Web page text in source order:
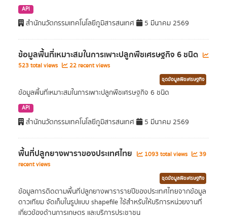
API
สำนักนวัตกรรมเทคโนโลยีภูมิสารสนเทศ 5 มีนาคม 2569
ข้อมูลพื้นที่เหมาะสมในการเพาะปลูกพืชเศรษฐกิจ 6 ชนิด
523 total views 22 recent views
ชุดข้อมูลพืชเศรษฐกิจ
ข้อมูลพื้นที่เหมาะสมในการเพาะปลูกพืชเศรษฐกิจ 6 ชนิด
API
สำนักนวัตกรรมเทคโนโลยีภูมิสารสนเทศ 5 มีนาคม 2569
พื้นที่ปลูกยางพาราของประเทศไทย 1093 total views
39
recent views
ชุดข้อมูลพืชเศรษฐกิจ
ข้อมูลการติดตามพื้นที่ปลูกยางพารารายปีของประเทศไทยจากข้อมูล
ดาวเทียม จัดเก็บในรูปแบบ shapefile ใช้สำหรับให้บริการหน่วยงานที่
เกี่ยวข้องด้านการเกษตร และบริการประชาชน